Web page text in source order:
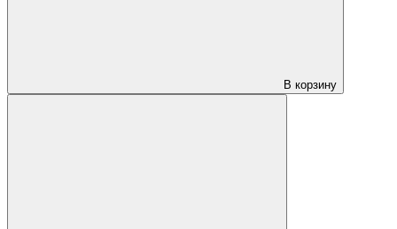
В корзину